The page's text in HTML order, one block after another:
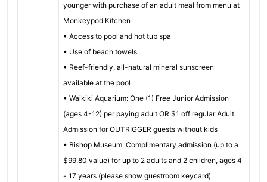
younger with purchase of an adult meal from menu at
Monkeypod Kitchen
• Access to pool and hot tub spa
• Use of beach towels
• Reef-friendly, all-natural mineral sunscreen
available at the pool
• Waikiki Aquarium: One (1) Free Junior Admission
(ages 4-12) per paying adult OR $1 off regular Adult
Admission for OUTRIGGER guests without kids
• Bishop Museum: Complimentary admission (up to a
$99.80 value) for up to 2 adults and 2 children, ages 4
- 17 years (please show guestroom keycard)